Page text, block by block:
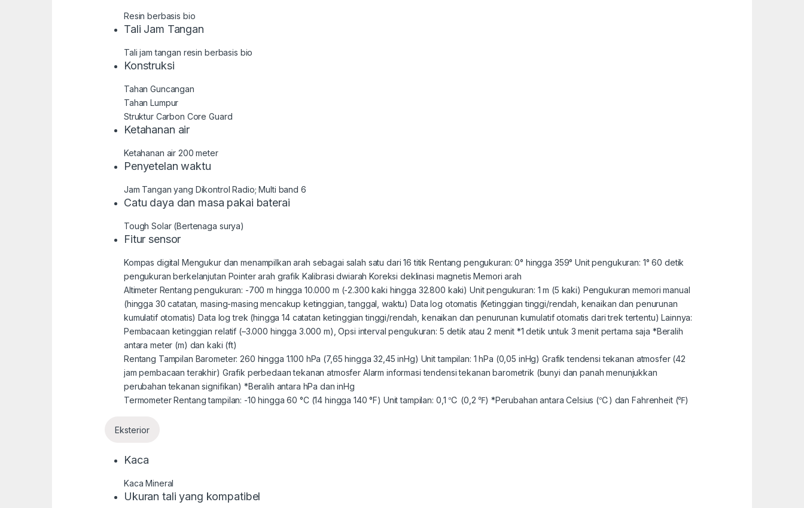
Resin berbasis bio
Tali Jam Tangan
Tali jam tangan resin berbasis bio
Konstruksi
Tahan Guncangan
Tahan Lumpur
Struktur Carbon Core Guard
Ketahanan air
Ketahanan air 200 meter
Penyetelan waktu
Jam Tangan yang Dikontrol Radio; Multi band 6
Catu daya dan masa pakai baterai
Tough Solar (Bertenaga surya)
Fitur sensor
Kompas digital Mengukur dan menampilkan arah sebagai salah satu dari 16 titik Rentang pengukuran: 0° hingga 359° Unit pengukuran: 1° 60 detik
pengukuran berkelanjutan Pointer arah grafik Kalibrasi dwiarah Koreksi deklinasi magnetis Memori arah
Altimeter Rentang pengukuran: -700 m hingga 10.000 m (-2.300 kaki hingga 32.800 kaki) Unit pengukuran: 1 m (5 kaki) Pengukuran memori manual
(hingga 30 catatan, masing-masing mencakup ketinggian, tanggal, waktu) Data log otomatis (Ketinggian tinggi/rendah, kenaikan dan penurunan
kumulatif otomatis) Data log trek (hingga 14 catatan ketinggian tinggi/rendah, kenaikan dan penurunan kumulatif otomatis dari trek tertentu) Lainnya:
Pembacaan ketinggian relatif (–3.000 hingga 3.000 m), Opsi interval pengukuran: 5 detik atau 2 menit *1 detik untuk 3 menit pertama saja *Beralih
antara meter (m) dan kaki (ft)
Rentang Tampilan Barometer: 260 hingga 1.100 hPa (7,65 hingga 32,45 inHg) Unit tampilan: 1 hPa (0,05 inHg) Grafik tendensi tekanan atmosfer (42
jam pembacaan terakhir) Grafik perbedaan tekanan atmosfer Alarm informasi tendensi tekanan barometrik (bunyi dan panah menunjukkan
perubahan tekanan signifikan) *Beralih antara hPa dan inHg
Termometer Rentang tampilan: -10 hingga 60 °C (14 hingga 140 °F) Unit tampilan: 0,1 ℃ (0,2 ℉) *Perubahan antara Celsius (℃) dan Fahrenheit (℉)
Eksterior
Kaca
Kaca Mineral
Ukuran tali yang kompatibel